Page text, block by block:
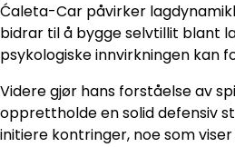
Ćaleta-Car påvirker
bidrar til å bygge selvtillit blant
psykologiske innvirkningen kan
Videre gjør hans forståelse av
opprettholde en solid defensiv
initiere kontringer, noe som